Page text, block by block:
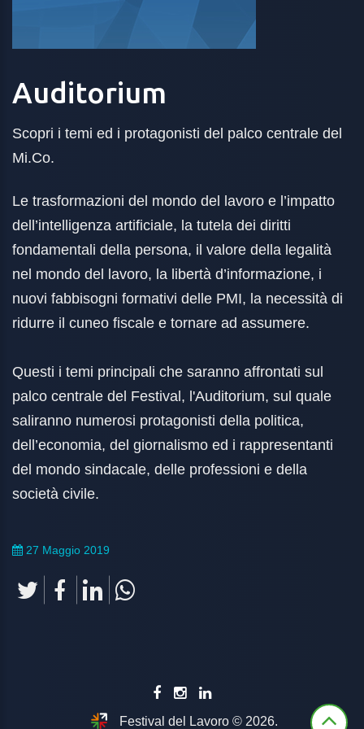
Auditorium
Scopri i temi ed i protagonisti del palco centrale del
Mi.Co.
Le trasformazioni del mondo del lavoro e l’impatto
dell’intelligenza artificiale, la tutela dei diritti
fondamentali della persona, il valore della legalità
nel mondo del lavoro, la libertà d’informazione, i
nuovi fabbisogni formativi delle PMI, la necessità di
ridurre il cuneo fiscale e tornare ad assumere.
Questi i temi principali che saranno affrontati sul
palco centrale del Festival, l'Auditorium, sul quale
saliranno numerosi protagonisti della politica,
dell’economia, del giornalismo ed i rappresentanti
del mondo sindacale, delle professioni e della
società civile.
27 Maggio 2019
Festival del Lavoro © 2026.